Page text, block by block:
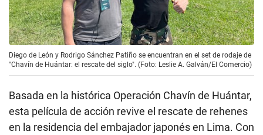
Diego de León y Rodrigo Sánchez Patiño se encuentran en el set de rodaje de
"Chavín de Huántar: el rescate del siglo". (Foto: Leslie A. Galván/El Comercio)
Basada en la histórica Operación Chavín de Huántar,
esta película de acción revive el rescate de rehenes
en la residencia del embajador japonés en Lima. Con